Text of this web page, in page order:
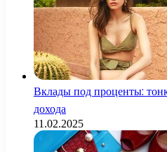
Вклады под проценты:
дохода
11.02.2025